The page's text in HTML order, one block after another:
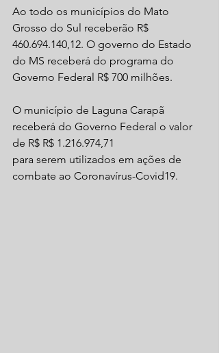
Ao todo os municípios do Mato
Grosso do Sul receberão R$
460.694.140,12. O governo do Estado
do MS receberá do programa do
Governo Federal R$ 700 milhões.
O município de Laguna Carapã
receberá do Governo Federal o valor
de R$ R$ 1.216.974,71
para serem utilizados em ações de
combate ao Coronavírus-Covid19.